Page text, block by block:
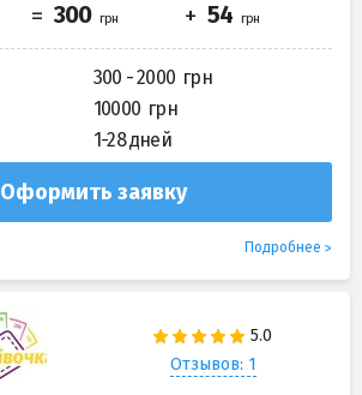
300 - 2000
10000
1-28 дней
Оформить заявку
Подробнее
Отзывов: 1